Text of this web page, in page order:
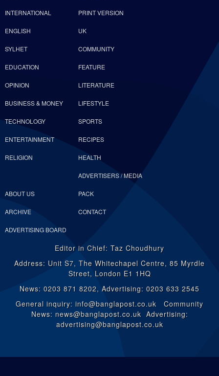
INTERNATIONAL PRINT VERSION
ENGLISH UK
SYLHET COMMUNITY
EDUCATION FEATURE
OPINION LITERATURE
BUSINESS & MONEY LIFESTYLE
TECHNOLOGY SPORTS
ENTERTAINMENT RECIPES
RELIGION HEALTH
ABOUT US
ADVERTISERS / MEDIA
PACK
ARCHIVE CONTACT
ADVERTISING BOARD
Editor in Chief: Taz Choudhury
Address: Unit S7, The Whitechapel Centre, 85 Myrdle
Street, London E1 1HQ
News: 0203 871 8202, Advertising: 0203 633 2545
General inquiry: info@banglapost.co.uk Community
News: news@banglapost.co.uk Advertising:
advertising@banglapost.co.uk